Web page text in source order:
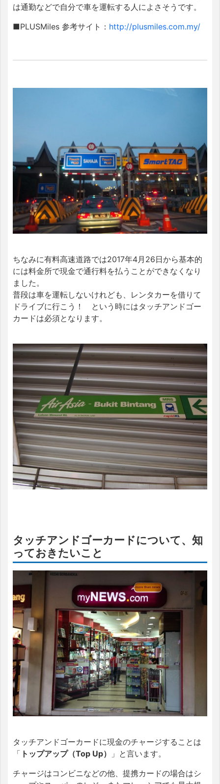
は通勤などで自分で車を運転する人によさそうです。
■PLUSMiles 参考サイト： http://plusmiles.com.my/
ちなみに有料高速道路では2017年4月26日から基本的
には料金所で現金で通行料を払うことができなくなり
ました。
普段は車を運転しないけれども、レンタカーを借りて
ドライブに行こう！ という時にはタッチアンドゴー
カードは必須となります。
タッチアンドゴーカードについて、知
っておきたいこと
タッチアンドゴーカードに現金のチャージすることは
「 トップアップ（Top Up）
」と言います。
チャージはコンビニなどの他、提携カードの場合はシ